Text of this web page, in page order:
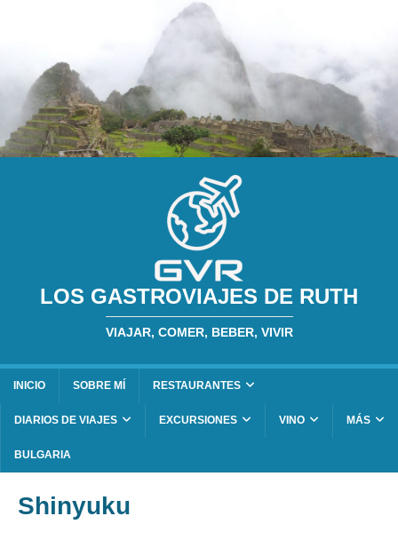
LOS GASTROVIAJES DE RUTH
VIAJAR, COMER, BEBER, VIVIR
INICIO SOBRE MÍ RESTAURANTES
DIARIOS DE VIAJES EXCURSIONES VINO MÁS
BULGARIA
Shinyuku